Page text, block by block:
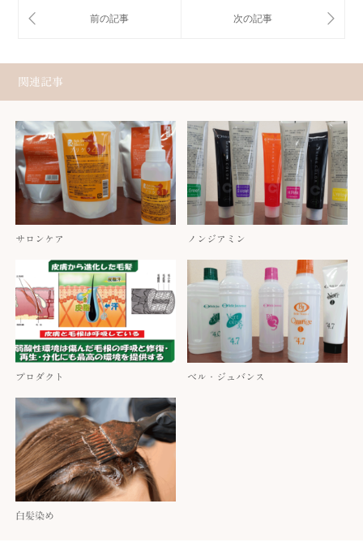
関連記事
サロンケア ノンジアミン
プロダクト ベル・ジュバンス
白髪染め